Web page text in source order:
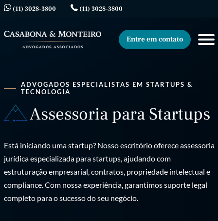
(11) 3028-3800 (11) 3028-3800
Entre em contato
ADVOGADOS ESPECIALISTAS EM STARTUPS &
TECNOLOGIA
Assessoria para Startups
Está iniciando uma startup? Nosso escritório oferece assessoria
jurídica especializada para startups, ajudando com
estruturação empresarial, contratos, propriedade intelectual e
compliance. Com nossa experiência, garantimos suporte legal
completo para o sucesso do seu negócio.